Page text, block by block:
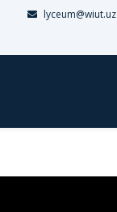
lyceum@wiut.uz